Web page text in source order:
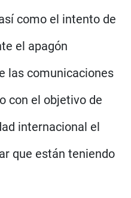
como el intento de
el apagón
las comunicaciones
con el objetivo de
internacional el
que están teniendo